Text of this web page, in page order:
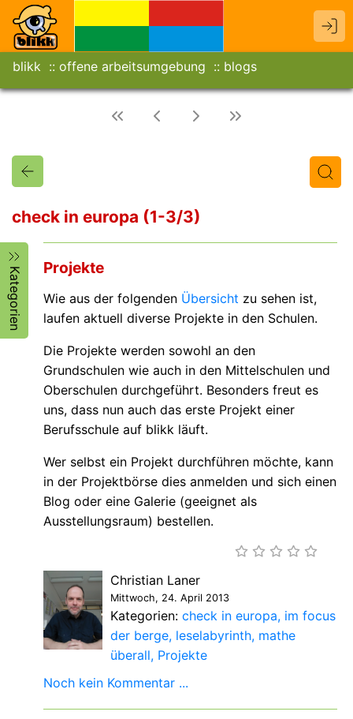
blikk offene arbeitsumgebung blogs
check in europa (1-3/3)
Kategorien Projekte
Wie aus der folgenden Übersicht zu sehen ist,
laufen aktuell diverse Projekte in den Schulen.
Die Projekte werden sowohl an den
Grundschulen wie auch in den Mittelschulen und
Oberschulen durchgeführt. Besonders freut es
uns, dass nun auch das erste Projekt einer
Berufsschule auf blikk läuft.
Wer selbst ein Projekt durchführen möchte, kann
in der Projektbörse dies anmelden und sich einen
Blog oder eine Galerie (geeignet als
Ausstellungsraum) bestellen.
Christian Laner
Mittwoch, 24. April 2013
Kategorien: check in europa im focus
der berge leselabyrinth mathe
überall Projekte
Noch kein Kommentar ...